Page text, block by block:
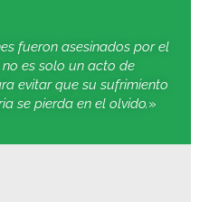
fueron asesinados por el
es solo un acto de
evitar que su sufrimiento
se pierda en el olvido.»